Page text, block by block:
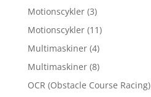
Motionscykler (3)
Motionscykler (11)
Multimaskiner (4)
Multimaskiner (8)
OCR (Obstacle Course Racing)